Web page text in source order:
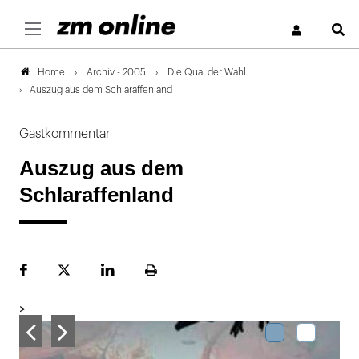
Home Archiv - 2005
Die Qual der Wahl
Auszug aus dem Schlaraffenland
Gastkommentar
Auszug aus dem
Schlaraffenland
FacebookPlattformLinekdInSeite
>